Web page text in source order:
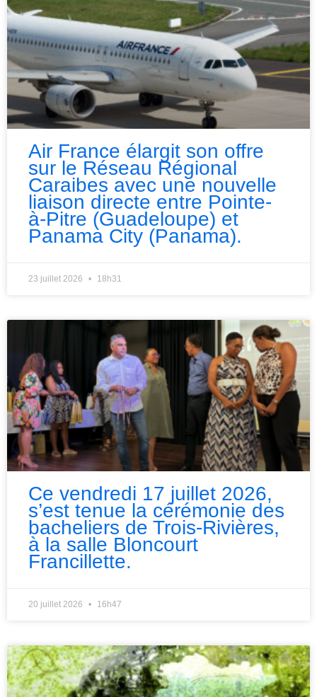
Air France élargit son offre
sur le Réseau Régional
Caraibes avec une nouvelle
liaison directe entre Pointe-
à-Pitre (Guadeloupe) et
Panama City (Panama).
23 juillet 2026 18h31
Ce vendredi 17 juillet 2026,
s’est tenue la cérémonie des
bacheliers de Trois-Rivières,
à la salle Bloncourt
Francillette.
20 juillet 2026 16h47